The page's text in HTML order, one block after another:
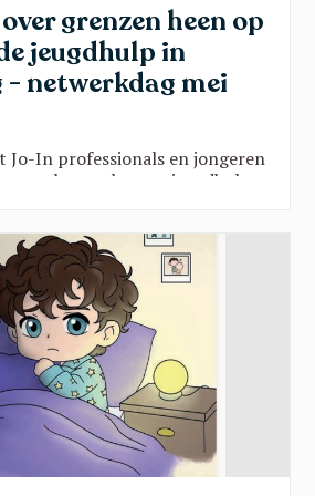
grenzen heen op
jeugdhulp in
netwerkdag mei
Jo-In professionals en jongeren
hoe maken we jeugdhulp
geef jongeren een stem
centraal. Een inspirerende
inzichten en hoopvolle